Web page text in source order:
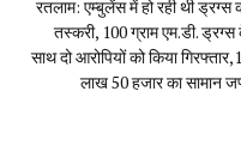
रतलाम: एम्बुलेंस में हो रही थी ड्रग्स
तस्करी, 100 ग्राम एम.डी.
साथ दो आरोपियों को किया
लाख 50 हजार का सामान